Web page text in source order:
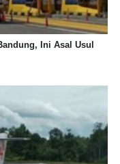
Ini Asal Usul